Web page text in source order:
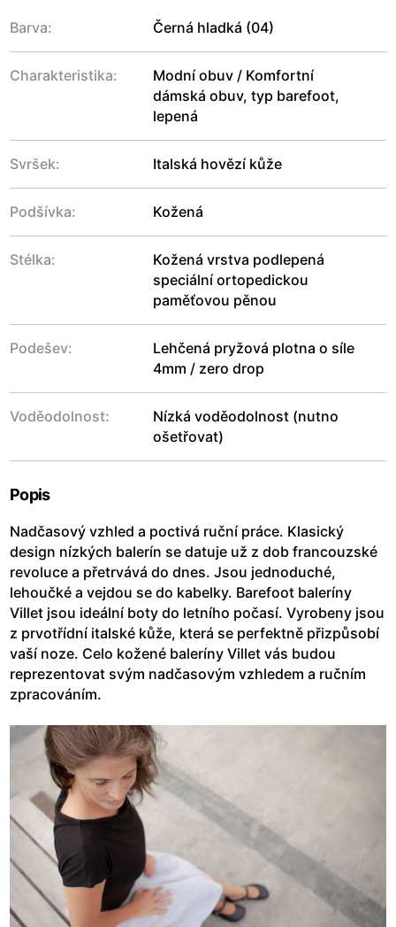
Barva: Černá hladká (04)
Charakteristika:
Modní obuv / Komfortní
dámská obuv, typ barefoot,
lepená
Svršek: Italská hovězí kůže
Podšívka: Kožená
Stélka:
Kožená vrstva podlepená
speciální ortopedickou
paměťovou pěnou
Podešev:
Lehčená pryžová plotna o síle
4mm / zero drop
Voděodolnost:
Nízká voděodolnost (nutno
ošetřovat)
Popis
Nadčasový vzhled a poctivá ruční práce. Klasický
design nízkých balerín se datuje už z dob francouzské
revoluce a přetrvává do dnes. Jsou jednoduché,
lehoučké a vejdou se do kabelky. Barefoot baleríny
Villet jsou ideální boty do letního počasí. Vyrobeny jsou
z prvotřídní italské kůže, která se perfektně přizpůsobí
vaší noze. Celo kožené baleríny Villet vás budou
reprezentovat svým nadčasovým vzhledem a ručním
zpracováním.